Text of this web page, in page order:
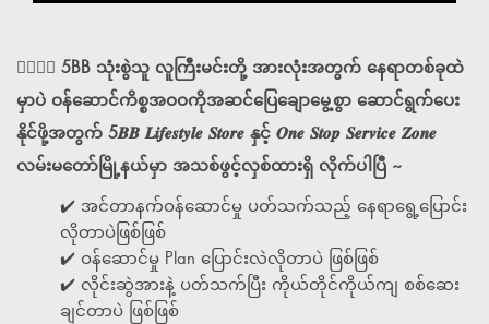
💁‍♀️💁‍♀️ 5BB သုံးစွဲသူ လူကြီးမင်းတို့ အားလုံးအတွက် နေရာတစ်ခုထဲ
မှာပဲ ဝန်ဆောင်ကိစ္စအဝဝကိုအဆင်ပြေချောမွေ့စွာ ဆောင်ရွက်ပေး
နိုင်ဖို့အတွက် 5𝑩𝑩 𝑳𝒊𝒇𝒆𝒔𝒕𝒚𝒍𝒆 𝑺𝒕𝒐𝒓𝒆 နှင့် 𝑶𝒏𝒆 𝑺𝒕𝒐𝒑 𝑺𝒆𝒓𝒗𝒊𝒄𝒆 𝒁𝒐𝒏𝒆
လမ်းမတော်မြို့နယ်မှာ အသစ်ဖွင့်လှစ်ထားရှိ လိုက်ပါပြီ ~
✔️ အင်တာနက်ဝန်ဆောင်မှု ပတ်သက်သည့် နေရာရွေ့ပြောင်း
လိုတာပဲဖြစ်ဖြစ်
✔️ ဝန်ဆောင်မှု Plan ပြောင်းလဲလိုတာပဲ​ ဖြစ်ဖြစ်
✔️ လိုင်းဆွဲအားနဲ့ ပတ်သက်ပြီး ကိုယ်တိုင်ကိုယ်ကျ စစ်ဆေး
ချင်တာပဲ ဖြစ်ဖြစ်